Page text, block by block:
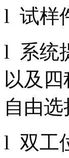
l 试样
l 系统
以及
自由选
l 双工